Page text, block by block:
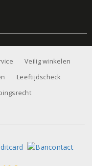
Veilig winkelen
Leeftijdscheck